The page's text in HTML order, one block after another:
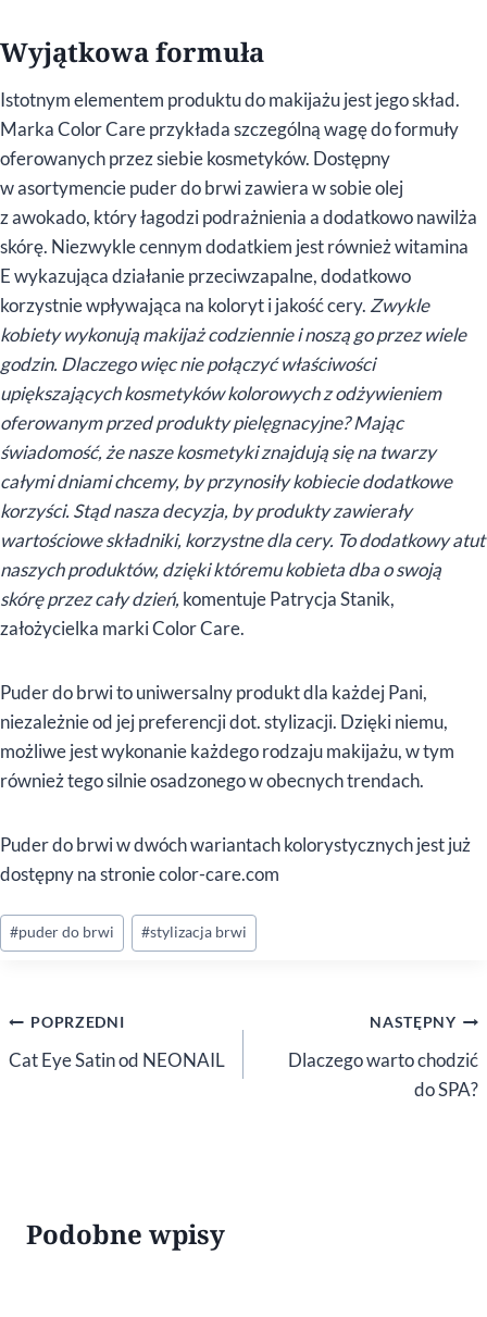
Wyjątkowa formuła
Istotnym elementem produktu do makijażu jest jego skład.
Marka Color Care przykłada szczególną wagę do formuły
oferowanych przez siebie kosmetyków. Dostępny
w asortymencie puder do brwi zawiera w sobie olej
z awokado, który łagodzi podrażnienia a dodatkowo nawilża
skórę. Niezwykle cennym dodatkiem jest również witamina
E wykazująca działanie przeciwzapalne, dodatkowo
korzystnie wpływająca na koloryt i jakość cery. Zwykle
kobiety wykonują makijaż codziennie i noszą go przez wiele
godzin. Dlaczego więc nie połączyć właściwości
upiększających kosmetyków kolorowych z odżywieniem
oferowanym przed produkty pielęgnacyjne? Mając
świadomość, że nasze kosmetyki znajdują się na twarzy
całymi dniami chcemy, by przynosiły kobiecie dodatkowe
korzyści. Stąd nasza decyzja, by produkty zawierały
wartościowe składniki, korzystne dla cery. To dodatkowy atut
naszych produktów, dzięki któremu kobieta dba o swoją
skórę przez cały dzień, komentuje Patrycja Stanik,
założycielka marki Color Care.
Puder do brwi to uniwersalny produkt dla każdej Pani,
niezależnie od jej preferencji dot. stylizacji. Dzięki niemu,
możliwe jest wykonanie każdego rodzaju makijażu, w tym
również tego silnie osadzonego w obecnych trendach.
Puder do brwi w dwóch wariantach kolorystycznych jest już
dostępny na stronie color-care.com
Tagi
wpisu:
#puder do brwi #stylizacja brwi
Nawigacja
wpisu
POPRZEDNI
Cat Eye Satin od NEONAIL
NASTĘPNY
Dlaczego warto chodzić
do SPA?
Podobne wpisy